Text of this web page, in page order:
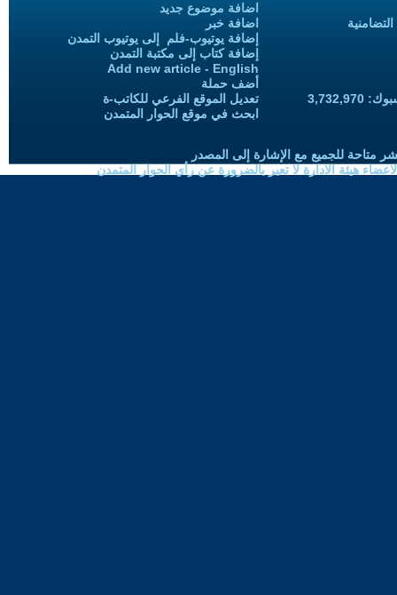
اضافة موضوع جديد
اضافة خبر
إضافة يوتيوب-فلم إلى يوتيوب التمدن
إضافة كتاب إلى مكتبة التمدن
Add new article - English
أضف حملة
تعديل الموقع الفرعي للكاتب-ة
ابحث في موقع الحوار المتمدن
متاحة للجميع مع الإشارة إلى المصدر
هيئة الادارة لا تعبر بالضرورة عن رأي الحوار المتمدن